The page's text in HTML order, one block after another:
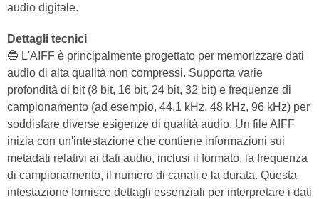
audio digitale.
Dettagli tecnici
🔵 L'AIFF è principalmente progettato per memorizzare dati
audio di alta qualità non compressi. Supporta varie
profondità di bit (8 bit, 16 bit, 24 bit, 32 bit) e frequenze di
campionamento (ad esempio, 44,1 kHz, 48 kHz, 96 kHz) per
soddisfare diverse esigenze di qualità audio. Un file AIFF
inizia con un'intestazione che contiene informazioni sui
metadati relativi ai dati audio, inclusi il formato, la frequenza
di campionamento, il numero di canali e la durata. Questa
intestazione fornisce dettagli essenziali per interpretare i dati